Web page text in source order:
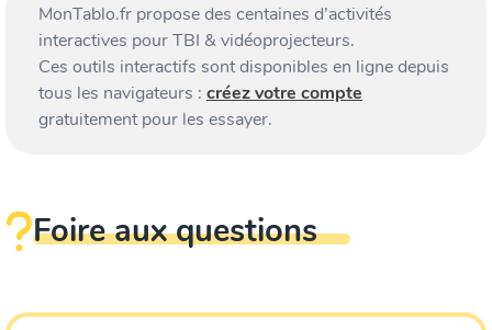
MonTablo.fr propose des centaines d’activités
interactives pour TBI & vidéoprojecteurs.
Ces outils interactifs sont disponibles en ligne depuis
tous les navigateurs : créez votre compte
gratuitement pour les essayer.
Foire aux questions